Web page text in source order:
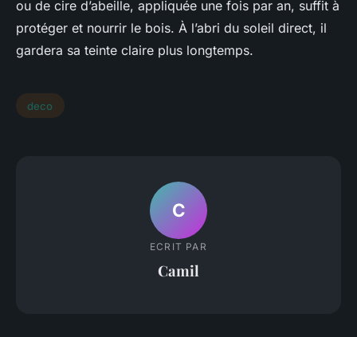
ou de cire d’abeille, appliquée une fois par an, suffit à
protéger et nourrir le bois. À l’abri du soleil direct, il
gardera sa teinte claire plus longtemps.
deco
C
ECRIT PAR
Camil